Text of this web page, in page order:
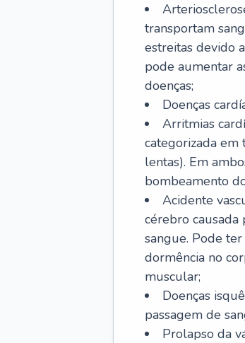
transportam
estreitas devido
pode aumentar
doenças;
Doenças
Arritmias
categorizada em
lentas). Em
bombeamento
Acidente
cérebro
sangue. Pode
dormência no
muscular;
Doenças
passagem de
Prolapso da